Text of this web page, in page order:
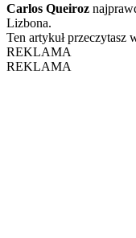
Carlos Queiroz
Lizbona.
Ten artykuł przeczytasz
REKLAMA
REKLAMA